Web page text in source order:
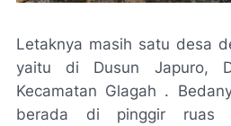
Letaknya masih satu desa
yaitu di Dusun Japuro,
Kecamatan Glagah .
berada di pinggir ruas